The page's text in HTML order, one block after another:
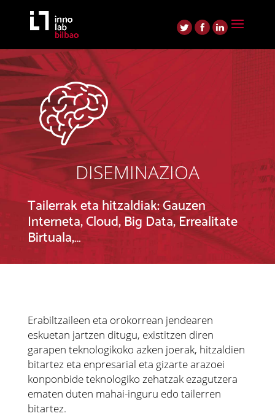
DISEMINAZIOA
Tailerrak eta hitzaldiak: Gauzen
Interneta, Cloud, Big Data, Errealitate
Birtuala,…
Erabiltzaileen eta orokorrean jendearen
eskuetan jartzen ditugu, existitzen diren
garapen teknologikoko azken joerak, hitzaldien
bitartez eta enpresarial eta gizarte arazoei
konponbide teknologiko zehatzak ezagutzera
ematen duten mahai-inguru edo tailerren
bitartez.